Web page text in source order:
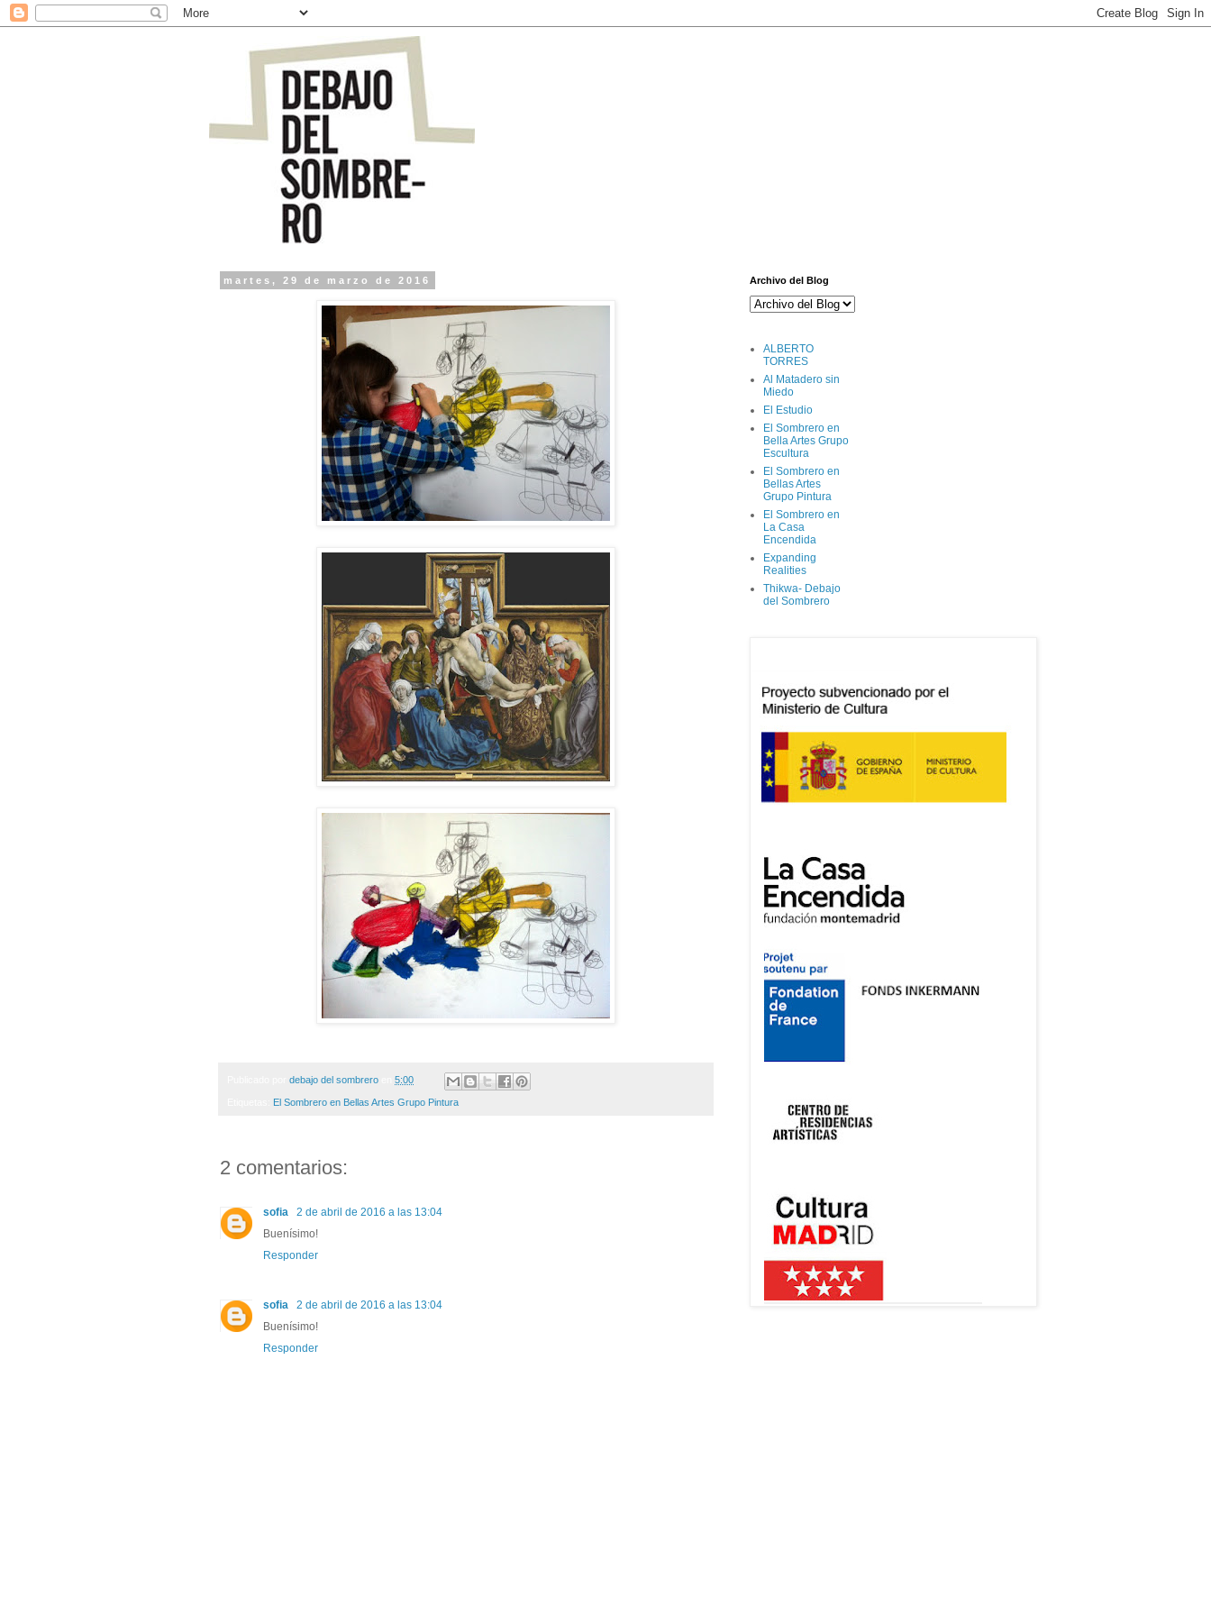
martes, 29 de marzo de 2016
debajo del sombrero 5:00
El Sombrero en Bellas Artes Grupo Pintura
2 comentarios:
sofia
2 de abril de 2016 a las 13:04
Buenísimo!
Responder
sofia
2 de abril de 2016 a las 13:04
Buenísimo!
Responder
Archivo del Blog
ALBERTO
TORRES
Al Matadero sin
Miedo
El Estudio
El Sombrero en
Bella Artes Grupo
Escultura
El Sombrero en
Bellas Artes
Grupo Pintura
El Sombrero en
La Casa
Encendida
Expanding
Realities
Thikwa- Debajo
del Sombrero